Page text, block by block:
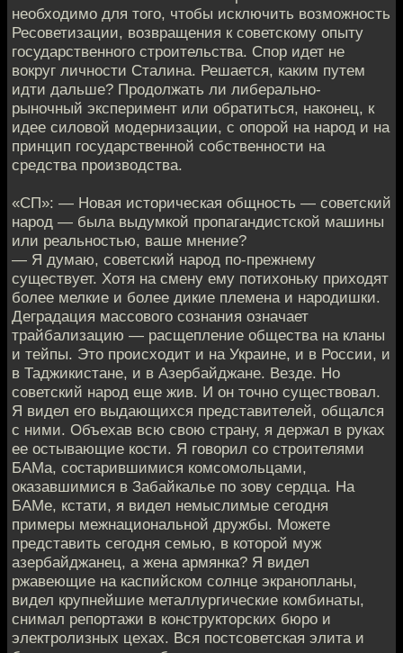
необходимо для того, чтобы исключить возможность
Ресоветизации, возвращения к советскому опыту
государственного строительства. Спор идет не
вокруг личности Сталина. Решается, каким путем
идти дальше? Продолжать ли либерально-
рыночный эксперимент или обратиться, наконец, к
идее силовой модернизации, с опорой на народ и на
принцип государственной собственности на
средства производства.
«СП»: — Новая историческая общность — советский
народ — была выдумкой пропагандистской машины
или реальностью, ваше мнение?
— Я думаю, советский народ по-прежнему
существует. Хотя на смену ему потихоньку приходят
более мелкие и более дикие племена и народишки.
Деградация массового сознания означает
трайбализацию — расщепление общества на кланы
и тейпы. Это происходит и на Украине, и в России, и
в Таджикистане, и в Азербайджане. Везде. Но
советский народ еще жив. И он точно существовал.
Я видел его выдающихся представителей, общался
с ними. Объехав всю свою страну, я держал в руках
ее остывающие кости. Я говорил со строителями
БАМа, состарившимися комсомольцами,
оказавшимися в Забайкалье по зову сердца. На
БАМе, кстати, я видел немыслимые сегодня
примеры межнациональной дружбы. Можете
представить сегодня семью, в которой муж
азербайджанец, а жена армянка? Я видел
ржавеющие на каспийском солнце экранопланы,
видел крупнейшие металлургические комбинаты,
снимал репортажи в конструкторских бюро и
электролизных цехах. Вся постсоветская элита и